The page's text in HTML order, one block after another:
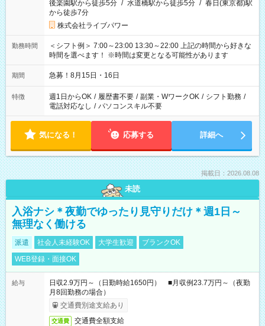
後楽園駅から徒歩5分 / 水道橋駅から徒歩5分 / 春日(東京都)駅
から徒歩7分
株式会社ライブパワー
勤務時間
＜シフト例＞ 7:00～23:00 13:30～22:00 上記の時間から好きな
時間を選べます！ ※時間は変更となる可能性があります
期間 急募！8月15日・16日
特徴 週1日からOK / 履歴書不要 / 副業・WワークOK / シフト勤務 /
電話対応なし / パソコンスキル不要
気になる！ 応募する 詳細へ
掲載日：2026.08.08
未読
入浴ナシ＊夜勤でゆったり見守りだけ＊週1日～
無理なく働ける
派遣 社会人未経験OK 大学生歓迎
ブランクOK
WEB登録・面接OK
給与
日収2.9万円～（日勤時給1650円） ■月収例23.7万円～（夜勤
月8回勤務の場合）
交通費別途支給あり
交通費 交通費全額支給